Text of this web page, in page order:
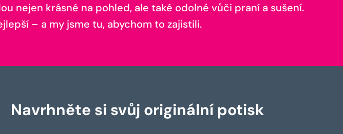
nejen krásné na pohled, ale také odolné vůči praní a sušení.
– a my jsme tu, abychom to zajistili.
Navrhněte si svůj originální potisk